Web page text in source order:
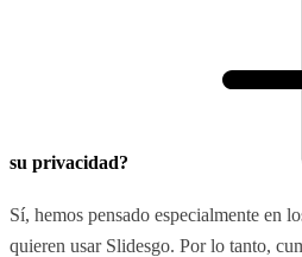
su privacidad?
Sí, hemos pensado especialmente en
quieren usar Slidesgo. Por lo tanto,